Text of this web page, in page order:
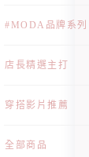
#MODA品牌系列
店長精選主打
穿搭影片推薦
全部商品